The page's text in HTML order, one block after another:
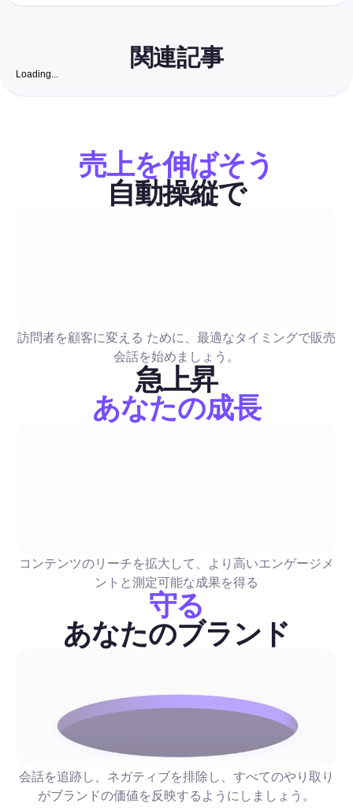
関連記事
ント、保存、DM）に結びついた繰り返し使える字幕の公式を
ょう。さらに、A/BテストやCTAスクリプトも含まれています
な例、自動化の設計図（コメント返信、DMファネル、モデレ
ン）、測定チェックリストも提供され、字幕を活用したエンゲ
販売とリード生成
リーチワークフロー
クリエイター向けの購入ガイドには、英国の料金（月額および
間）、InMailクレジットの内訳、およびクリエイター、ソーシ
ージャー、セールスプロ、リクルーター向けのシナリオベース
セージごとの費用対効果が含まれています。安全チェックリス
LinkedIn Premiumの購入、組み合わせ、またはスキップをして
リーチを安全に拡大するためのステップバイステップのハイブ
販売とリード生成
スケジュールワークフロー、DMファネル、正確な指標、時間
て視聴者をリードに変えるための完成済みストーリーテンプレ
インスタグラムストーリーズビュー: 2026年完全ガ
エンゲージメントを高め、視聴者をリードに変えるた
術と自動化
優先された戦術、コピーのテンプレート、A/Bテストのアイデ
を含む実験主導のチェックリストに加え、アウトリーチを安全
ールするステップバイステップの自動化プレイブックを手に入
ょう。Instagramストーリーの視聴をどのようにして返信、DM
ドに変換するか、手動作業を減らしつつ、信頼性を維持する方
Loading...
売上を伸ばそう
自動操縦で
訪問者を顧客に変える ために、最適なタイミングで販売
会話を始めましょう。
急上昇
あなたの成長
コンテンツのリーチを拡大して、より高いエンゲージメ
ントと測定可能な成果を得る
守る
あなたのブランド
会話を追跡し、ネガティブを排除し、すべてのやり取り
がブランドの価値を反映するようにしましょう。